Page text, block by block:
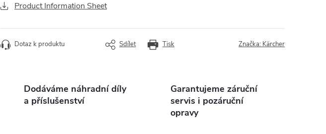
Product Information Sheet
Tisk
Dotaz k produktu Sdílet Značka: Kärcher
Dodáváme náhradní díly
a příslušenství
Garantujeme záruční
servis i pozáruční
opravy